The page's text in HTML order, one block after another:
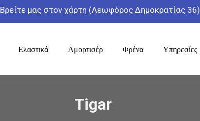
Βρείτε μας στον χάρτη (Λεωφόρος Δημοκρατίας 36)
Ελαστικά Αμορτισέρ Φρένα Υπηρεσίες
Tigar